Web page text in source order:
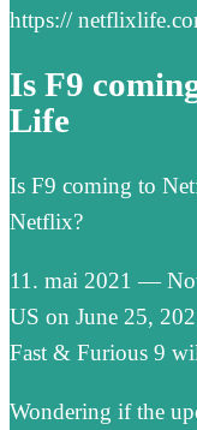
https://
Is F9
Life
Is F9 coming to
Netflix?
11. mai 2021 —
US on June 25,
Fast & Furious 9
Wondering if the